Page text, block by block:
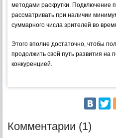
методами раскрутки. Подключение
рассматривать при наличии
суммарного числа зрителей во
Этого вполне достаточно, чтобы
продолжить свой путь развития на
конкуренцией.
Комментарии (1)